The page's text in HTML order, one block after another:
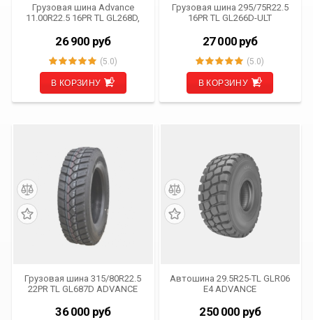
Грузовая шина Advance
11.00R22.5 16PR TL GL268D,
26 900 руб
(5.0)
В КОРЗИНУ
Грузовая шина 295/75R22.5
16PR TL GL266D-ULT
27 000 руб
(5.0)
В КОРЗИНУ
Грузовая шина 315/80R22.5
22PR TL GL687D ADVANCE
36 000 руб
Автошина 29.5R25-TL GLR06
E4 ADVANCE
250 000 руб